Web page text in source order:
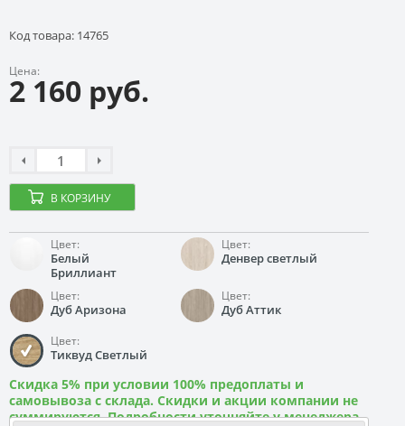
Код товара: 14765
Цена:
2 160 руб.
В КОРЗИНУ
Цвет:
Белый
Бриллиант
Цвет:
Денвер светлый
Цвет:
Дуб Аризона
Цвет:
Дуб Аттик
Цвет:
Тиквуд Светлый
Скидка 5% при условии 100% предоплаты и
самовывоза с склада. Скидки и акции компании не
суммируются. Подробности уточняйте у менеджера